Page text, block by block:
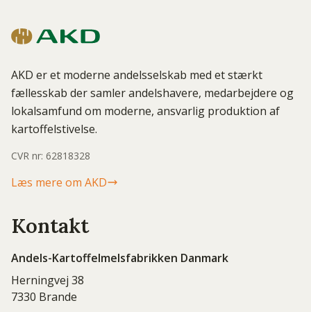
AKD er et moderne andelsselskab med et stærkt
fællesskab der samler andelshavere, medarbejdere og
lokalsamfund om moderne, ansvarlig produktion af
kartoffelstivelse.
CVR nr: 62818328
Læs mere om AKD
Kontakt
Andels-Kartoffelmelsfabrikken Danmark
Herningvej 38
7330 Brande